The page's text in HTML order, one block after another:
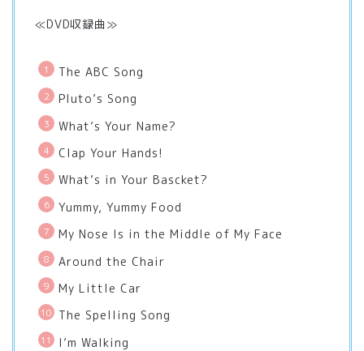
≪DVD収録曲≫
The ABC Song
Pluto’s Song
What’s Your Name?
Clap Your Hands!
What’s in Your Bascket?
Yummy, Yummy Food
My Nose Is in the Middle of My Face
Around the Chair
My Little Car
The Spelling Song
I’m Walking